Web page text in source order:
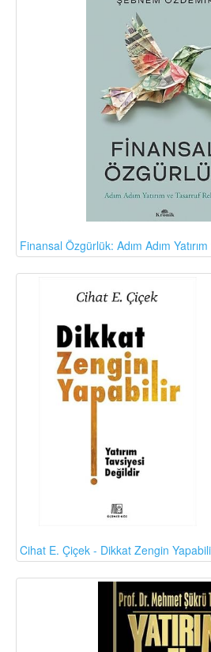
Finansal Özgürlük: Adım Adım
Cihat E. Çiçek - Dikkat Zengin